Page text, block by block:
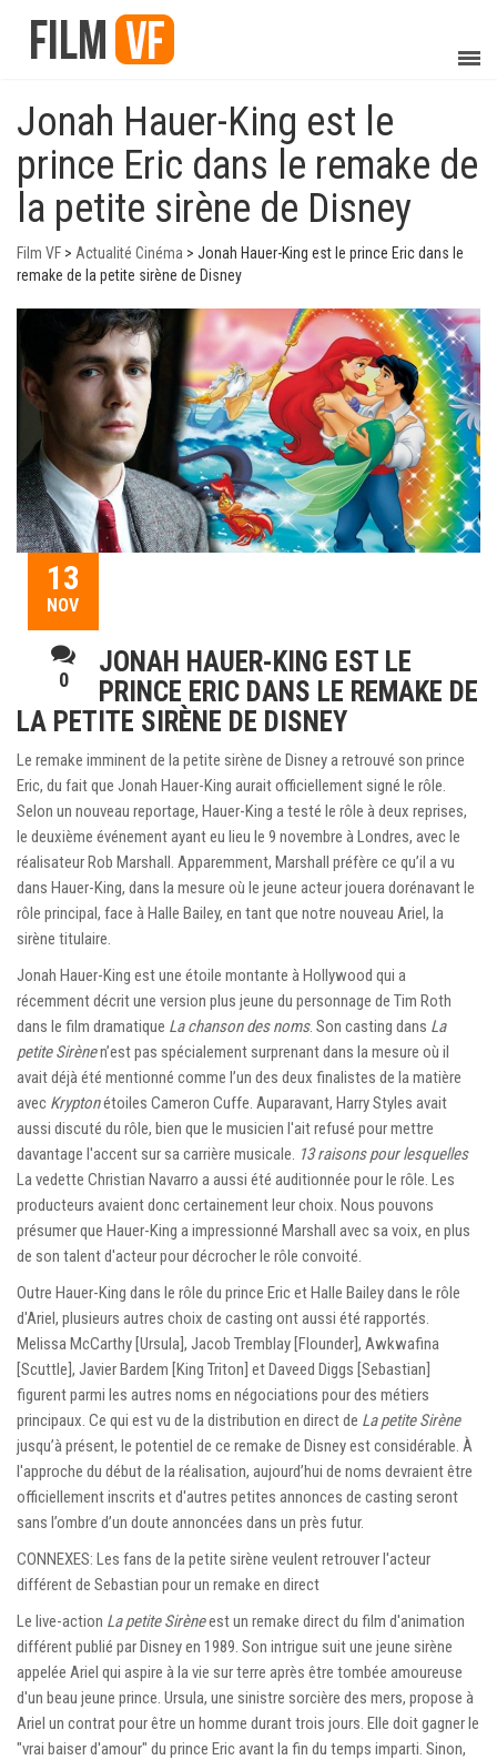
Jonah Hauer-King est le
prince Eric dans le remake de
la petite sirène de Disney
Film VF > Actualité Cinéma > Jonah Hauer-King est le prince Eric dans le
remake de la petite sirène de Disney
13
NOV
0
JONAH HAUER-KING EST LE
PRINCE ERIC DANS LE REMAKE DE
LA PETITE SIRÈNE DE DISNEY
Le remake imminent de la petite sirène de Disney a retrouvé son prince
Eric, du fait que Jonah Hauer-King aurait officiellement signé le rôle.
Selon un nouveau reportage, Hauer-King a testé le rôle à deux reprises,
le deuxième événement ayant eu lieu le 9 novembre à Londres, avec le
réalisateur Rob Marshall. Apparemment, Marshall préfère ce qu’il a vu
dans Hauer-King, dans la mesure où le jeune acteur jouera dorénavant le
rôle principal, face à Halle Bailey, en tant que notre nouveau Ariel, la
sirène titulaire.
Jonah Hauer-King est une étoile montante à Hollywood qui a
récemment décrit une version plus jeune du personnage de Tim Roth
dans le film dramatique La chanson des noms. Son casting dans La
petite Sirènen’est pas spécialement surprenant dans la mesure où il
avait déjà été mentionné comme l’un des deux finalistes de la matière
avec Kryptonétoiles Cameron Cuffe. Auparavant, Harry Styles avait
aussi discuté du rôle, bien que le musicien l'ait refusé pour mettre
davantage l'accent sur sa carrière musicale. 13 raisons pour lesquelles
La vedette Christian Navarro a aussi été auditionnée pour le rôle. Les
producteurs avaient donc certainement leur choix. Nous pouvons
présumer que Hauer-King a impressionné Marshall avec sa voix, en plus
de son talent d'acteur pour décrocher le rôle convoité.
Outre Hauer-King dans le rôle du prince Eric et Halle Bailey dans le rôle
d'Ariel, plusieurs autres choix de casting ont aussi été rapportés.
Melissa McCarthy [Ursula], Jacob Tremblay [Flounder], Awkwafina
[Scuttle], Javier Bardem [King Triton] et Daveed Diggs [Sebastian]
figurent parmi les autres noms en négociations pour des métiers
principaux. Ce qui est vu de la distribution en direct de La petite Sirène
jusqu’à présent, le potentiel de ce remake de Disney est considérable. À
l'approche du début de la réalisation, aujourd’hui de noms devraient être
officiellement inscrits et d'autres petites annonces de casting seront
sans l’ombre d’un doute annoncées dans un près futur.
CONNEXES: Les fans de la petite sirène veulent retrouver l'acteur
différent de Sebastian pour un remake en direct
Le live-action La petite Sirèneest un remake direct du film d'animation
différent publié par Disney en 1989. Son intrigue suit une jeune sirène
appelée Ariel qui aspire à la vie sur terre après être tombée amoureuse
d'un beau jeune prince. Ursula, une sinistre sorcière des mers, propose à
Ariel un contrat pour être un homme durant trois jours. Elle doit gagner le
"vrai baiser d'amour" du prince Eric avant la fin du temps imparti. Sinon,